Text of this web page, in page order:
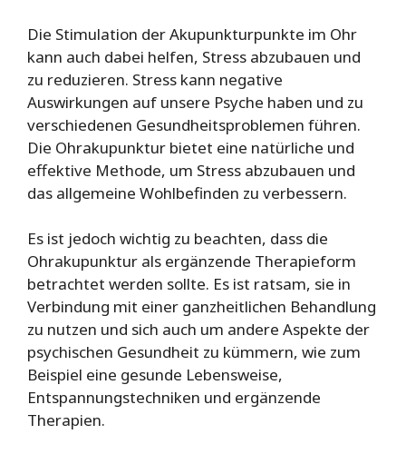
Die Stimulation der Akupunkturpunkte im Ohr
kann auch dabei helfen, Stress abzubauen und
zu reduzieren. Stress kann negative
Auswirkungen auf unsere Psyche haben und zu
verschiedenen Gesundheitsproblemen führen.
Die Ohrakupunktur bietet eine natürliche und
effektive Methode, um Stress abzubauen und
das allgemeine Wohlbefinden zu verbessern.
Es ist jedoch wichtig zu beachten, dass die
Ohrakupunktur als ergänzende Therapieform
betrachtet werden sollte. Es ist ratsam, sie in
Verbindung mit einer ganzheitlichen Behandlung
zu nutzen und sich auch um andere Aspekte der
psychischen Gesundheit zu kümmern, wie zum
Beispiel eine gesunde Lebensweise,
Entspannungstechniken und ergänzende
Therapien.